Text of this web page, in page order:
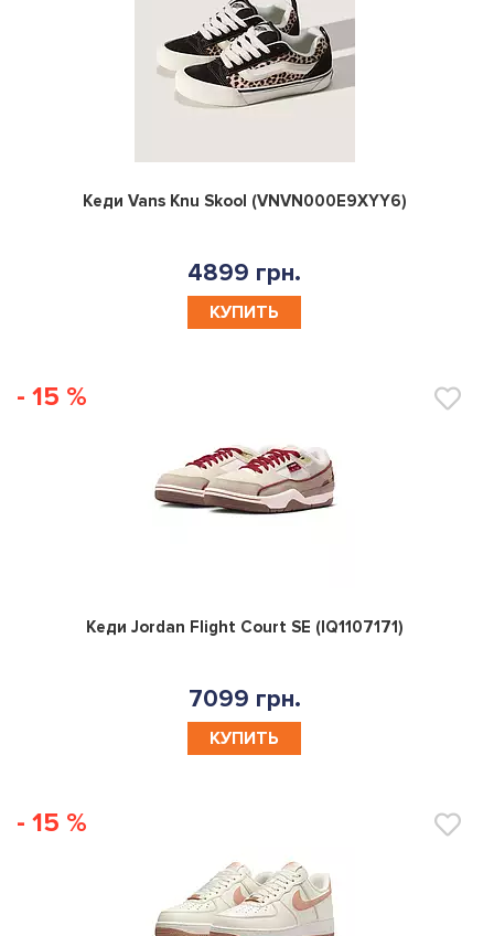
0
Кеди Vans Knu Skool (VNVN000E9XYY6)
4899 грн.
КУПИТЬ
- 15 %
0
Кеди Jordan Flight Court SE (IQ1107171)
7099 грн.
КУПИТЬ
- 15 %